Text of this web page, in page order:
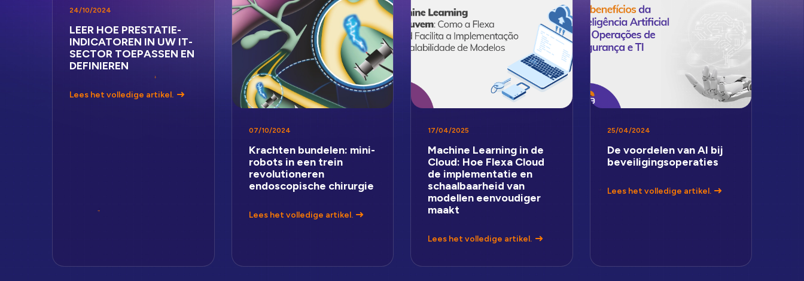
24/10/2024
LEER HOE PRESTATIE-
INDICATOREN IN UW IT-
SECTOR TOEPASSEN EN
DEFINIEREN
Lees het volledige artikel.
07/10/2024
Krachten bundelen: mini-
robots in een trein
revolutioneren
endoscopische chirurgie
Lees het volledige artikel.
17/04/2025
Machine Learning in de
Cloud: Hoe Flexa Cloud
de implementatie en
schaalbaarheid van
modellen eenvoudiger
maakt
Lees het volledige artikel.
25/04/2024
De voordelen van AI bij
beveiligingsoperaties
Lees het volledige artikel.